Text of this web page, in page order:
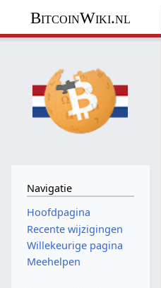
BitcoinWiki.nl
Navigatie
Hoofdpagina
Recente wijzigingen
Willekeurige pagina
Meehelpen